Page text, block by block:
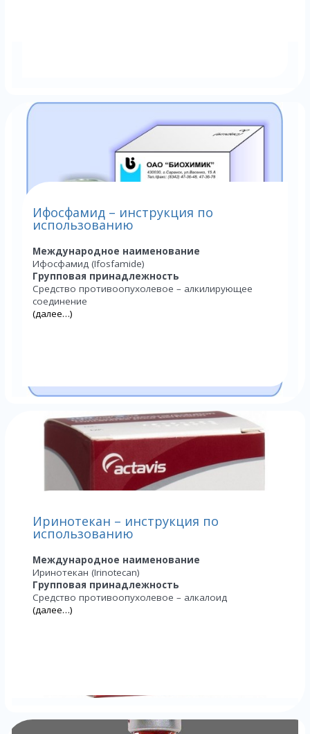
Ифосфамид – инструкция по
использованию
Международное наименование
Ифосфамид (Ifosfamide)
Групповая принадлежность
Средство противоопухолевое – алкилирующее
соединение
(далее…)
Иринотекан – инструкция по
использованию
Международное наименование
Иринотекан (Irinotecan)
Групповая принадлежность
Средство противоопухолевое – алкалоид
(далее…)